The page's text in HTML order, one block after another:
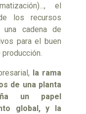
el
los recursos
una cadena de
para el buen
la rama
de una planta
un papel
global, y la